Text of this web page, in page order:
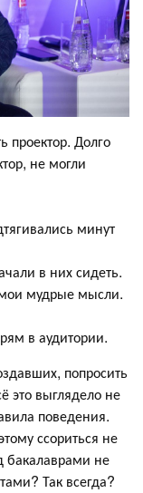
проектор. Долго
не могли
минут
в них сидеть.
мои мудрые мысли.
в аудитории.
попросить
это выглядело не
поведения.
ссориться не
бакалаврами не
Так всегда?